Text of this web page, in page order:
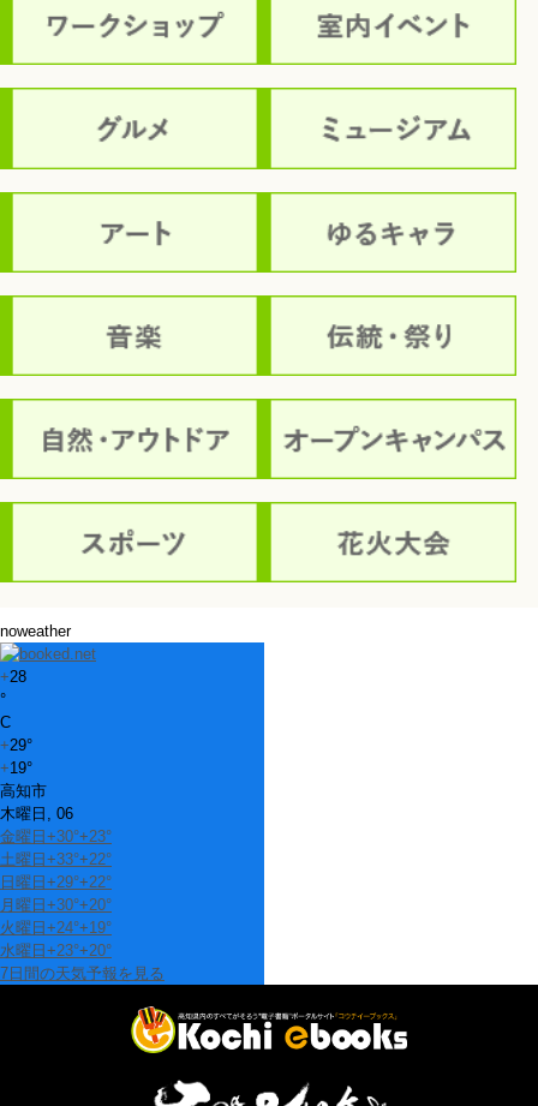
noweather
+28
°
C
+29°
+19°
高知市
木曜日, 06
金曜日 +30°+23°
土曜日 +33°+22°
日曜日 +29°+22°
月曜日 +30°+20°
火曜日 +24°+19°
水曜日 +23°+20°
7日間の天気予報を見る